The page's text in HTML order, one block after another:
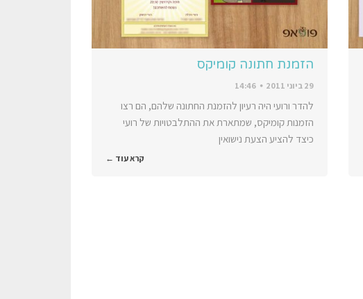
הזמנת חתונה קומיקס
29 ביוני 2011 14:46
להדר ורועי היה רעיון להזמנת החתונה שלהם, הם רצו
הזמנות קומיקס, שמתארת את ההתלבטויות של רועי
כיצד להציע הצעת נישואין
קרא עוד ←